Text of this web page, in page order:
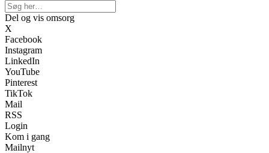
Del og vis omsorg
X
Facebook
Instagram
LinkedIn
YouTube
Pinterest
TikTok
Mail
RSS
Login
Kom i gang
Mailnyt